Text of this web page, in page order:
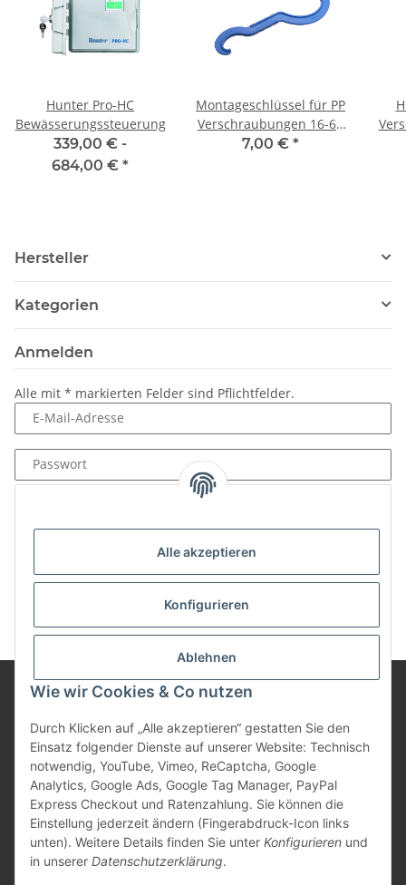
Alle akzeptieren
Konfigurieren
Ablehnen
Wie wir Cookies & Co nutzen
Durch Klicken auf „Alle akzeptieren“ gestatten Sie den
Einsatz folgender Dienste auf unserer Website: Technisch
notwendig, YouTube, Vimeo, ReCaptcha, Google
Analytics, Google Ads, Google Tag Manager, PayPal
Express Checkout und Ratenzahlung. Sie können die
Einstellung jederzeit ändern (Fingerabdruck-Icon links
unten). Weitere Details finden Sie unter Konfigurieren und
in unserer Datenschutzerklärung.
Hunter Pro-HC
Bewässerungssteuerung
339,00 € -
684,00 € *
Montageschlüssel für PP
Verschraubungen 16-63
mm
7,00 € *
Hersteller
Kategorien
Anmelden
Alle mit * markierten Felder sind Pflichtfelder.
E-Mail-Adresse
Passwort
Neu hier?Jetzt registrieren!
Informationen
Gesetzliche Informationen
Vertrag widerrufen